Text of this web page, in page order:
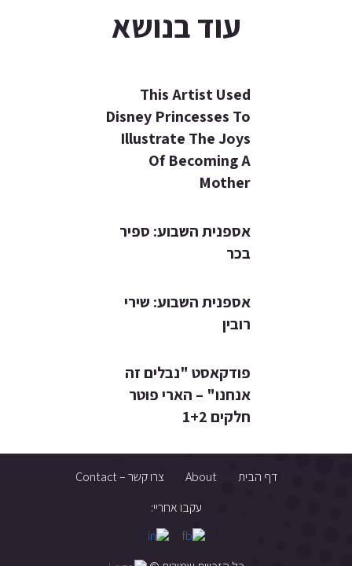
עוד בנושא
This Artist Used
Disney Princesses To
Illustrate The Joys
Of Becoming A
Mother
אספנית השבוע: ספיר
בכר
אספנית השבוע: שירי
רובין
פודקאסט "נבלים זה
אנחנו" – הארי פוטר
חלקים 1+2
דף הבית About
צרו קשר – Contact
עקבו אחריי: